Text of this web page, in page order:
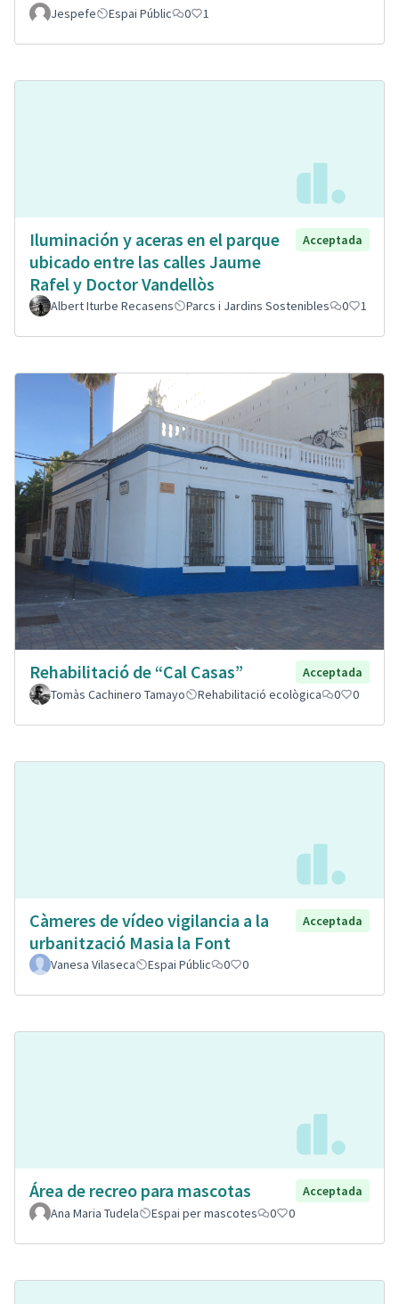
Jespefe Espai Públic 0 1
Iluminación y aceras en el parque
ubicado entre las calles Jaume
Rafel y Doctor Vandellòs
Acceptada
Albert Iturbe Recasens Parcs i Jardins Sostenibles 0 1
Rehabilitació de “Cal Casas”
Acceptada
Tomàs Cachinero Tamayo
Rehabilitació ecològica 0 0
Càmeres de vídeo vigilancia a la
urbanització Masia la Font
Acceptada
Vanesa Vilaseca Espai Públic 0 0
Área de recreo para mascotas
Acceptada
Ana Maria Tudela
Espai per mascotes 0 0